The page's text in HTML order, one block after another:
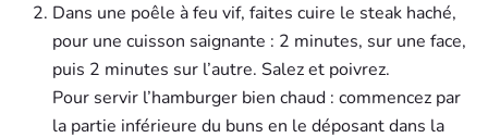
Dans une poêle à feu vif, faites cuire le steak haché,
pour une cuisson saignante : 2 minutes, sur une face,
puis 2 minutes sur l’autre. Salez et poivrez.
Pour servir l’hamburger bien chaud : commencez par
la partie inférieure du buns en le déposant dans la